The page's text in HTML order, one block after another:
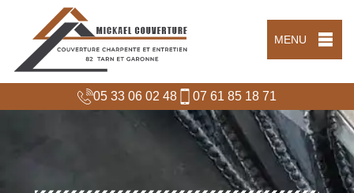
MENU
05 33 06 02 48 07 61 85 18 71